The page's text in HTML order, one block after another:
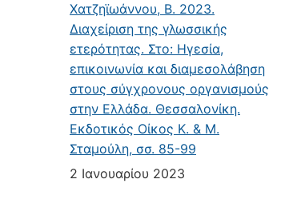
Χατζηϊωάννου, Β. 2023.
Διαχείριση της γλωσσικής
ετερότητας. Στο: Ηγεσία,
επικοινωνία και διαμεσολάβηση
στους σύγχρονους οργανισμούς
στην Ελλάδα. Θεσσαλονίκη.
Εκδοτικός Οίκος Κ. & Μ.
Σταμούλη, σσ. 85-99
2 Ιανουαρίου 2023